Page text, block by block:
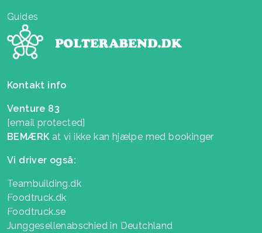
Guides
Kontakt info
Venture 83
[email protected]
BEMÆRK at vi ikke kan hjælpe med bookinger
Vi driver også:
Teambuilding.dk
Foodtruck.dk
Foodtruck.se
Junggesellenabschied in Deutchland